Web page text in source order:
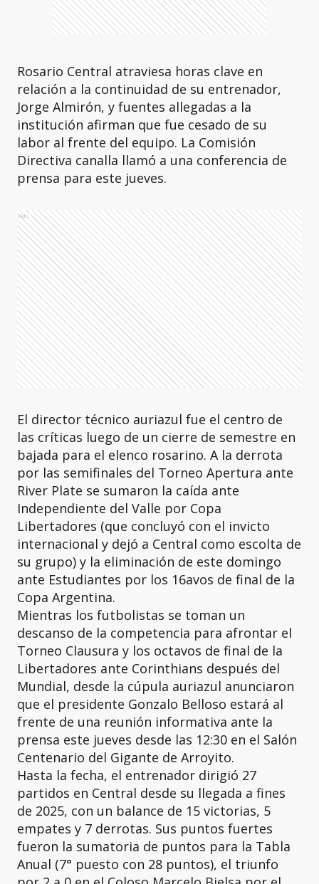
Rosario Central atraviesa horas clave en
relación a la continuidad de su entrenador,
Jorge Almirón, y fuentes allegadas a la
institución afirman que fue cesado de su
labor al frente del equipo. La Comisión
Directiva canalla llamó a una conferencia de
prensa para este jueves.
Ads
El director técnico auriazul fue el centro de
las críticas luego de un cierre de semestre en
bajada para el elenco rosarino. A la derrota
por las semifinales del Torneo Apertura ante
River Plate se sumaron la caída ante
Independiente del Valle por Copa
Libertadores (que concluyó con el invicto
internacional y dejó a Central como escolta de
su grupo) y la eliminación de este domingo
ante Estudiantes por los 16avos de final de la
Copa Argentina.
Mientras los futbolistas se toman un
descanso de la competencia para afrontar el
Torneo Clausura y los octavos de final de la
Libertadores ante Corinthians después del
Mundial, desde la cúpula auriazul anunciaron
que el presidente Gonzalo Belloso estará al
frente de una reunión informativa ante la
prensa este jueves desde las 12:30 en el Salón
Centenario del Gigante de Arroyito.
Hasta la fecha, el entrenador dirigió 27
partidos en Central desde su llegada a fines
de 2025, con un balance de 15 victorias, 5
empates y 7 derrotas. Sus puntos fuertes
fueron la sumatoria de puntos para la Tabla
Anual (7° puesto con 28 puntos), el triunfo